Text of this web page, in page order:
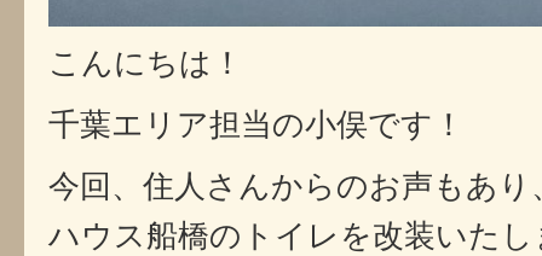
こんにちは！
千葉エリア担当の小俣です！
今回、住人さんからのお声もあ
ハウス船橋のトイレを改装いた